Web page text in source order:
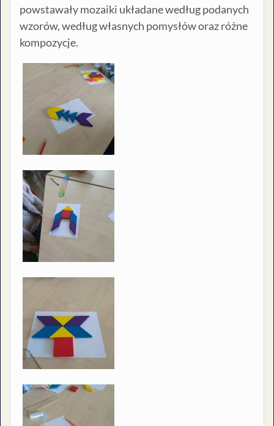
powstawały mozaiki układane według podanych
wzorów, według własnych pomysłów oraz różne
kompozycje.